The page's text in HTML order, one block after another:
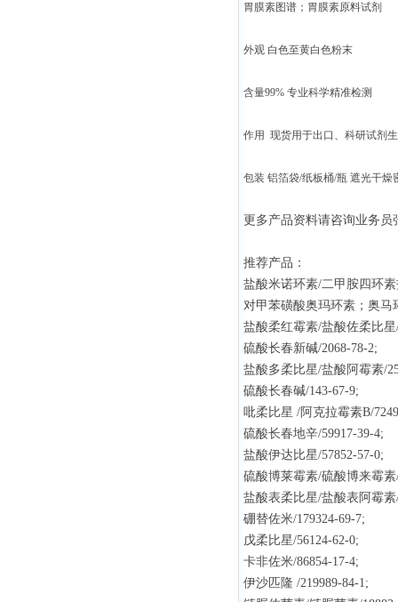
胃膜素图谱；胃膜素原料试剂
外观 白色至黄白色粉末
含量99% 专业科学精准检测
作用 现货用于出口、科研试剂
包装 铝箔袋/纸板桶/瓶 遮光干燥
更多产品资料请咨询业务员
推荐产品：
盐酸米诺环素/二甲胺四环素
对甲苯磺酸奥玛环素；奥马
盐酸柔红霉素/盐酸佐柔比星
硫酸长春新碱/2068-78-2;
盐酸多柔比星/盐酸阿霉素/
硫酸长春碱/143-67-9;
吡柔比星 /阿克拉霉素B/
硫酸长春地辛/59917-39-4;
盐酸伊达比星/57852-57-0;
硫酸博莱霉素/硫酸博来霉素
盐酸表柔比星/盐酸表阿霉素
硼替佐米/179324-69-7;
戊柔比星/56124-62-0;
卡非佐米/86854-17-4;
伊沙匹隆 /219989-84-1;